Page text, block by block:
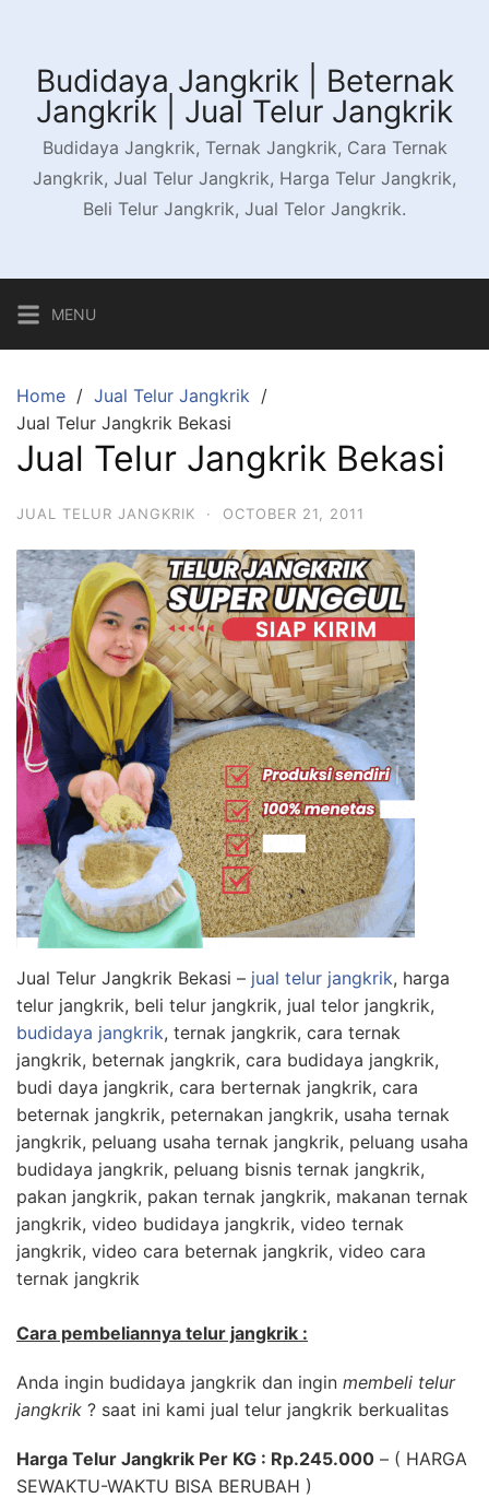
contentBudidaya Jangkrik | Beternak
Jangkrik | Jual Telur Jangkrik
Budidaya Jangkrik, Ternak Jangkrik, Cara Ternak
Jangkrik, Jual Telur Jangkrik, Harga Telur Jangkrik,
Beli Telur Jangkrik, Jual Telor Jangkrik.
MENU
Home
Jual Telur Jangkrik
Jual Telur Jangkrik Bekasi
Jual Telur Jangkrik Bekasi
JUAL TELUR JANGKRIK · OCTOBER 21, 2011
Jual Telur Jangkrik Bekasi – jual telur jangkrik, harga
telur jangkrik, beli telur jangkrik, jual telor jangkrik,
budidaya jangkrik, ternak jangkrik, cara ternak
jangkrik, beternak jangkrik, cara budidaya jangkrik,
budi daya jangkrik, cara berternak jangkrik, cara
beternak jangkrik, peternakan jangkrik, usaha ternak
jangkrik, peluang usaha ternak jangkrik, peluang usaha
budidaya jangkrik, peluang bisnis ternak jangkrik,
pakan jangkrik, pakan ternak jangkrik, makanan ternak
jangkrik, video budidaya jangkrik, video ternak
jangkrik, video cara beternak jangkrik, video cara
ternak jangkrik
Cara pembeliannya telur jangkrik :
Anda ingin budidaya jangkrik dan ingin membeli telur
jangkrik ? saat ini kami jual telur jangkrik berkualitas
Harga Telur Jangkrik Per KG : Rp.245.000 – ( HARGA
SEWAKTU-WAKTU BISA BERUBAH )